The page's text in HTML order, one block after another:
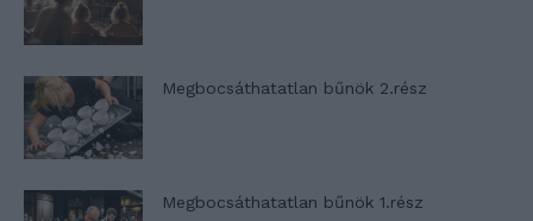
Megbocsáthatatlan bűnök 2.rész
Megbocsáthatatlan bűnök 1.rész